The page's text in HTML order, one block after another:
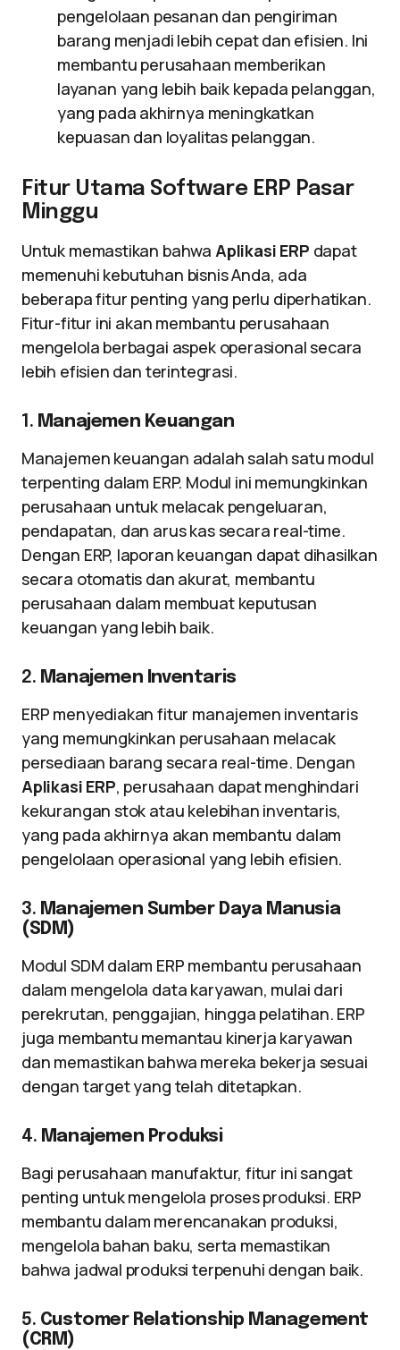
pengelolaan pesanan dan pengiriman
barang menjadi lebih cepat dan efisien. Ini
membantu perusahaan memberikan
layanan yang lebih baik kepada pelanggan,
yang pada akhirnya meningkatkan
kepuasan dan loyalitas pelanggan.
Fitur Utama Software ERP Pasar
Minggu
Untuk memastikan bahwa Aplikasi ERP dapat
memenuhi kebutuhan bisnis Anda, ada
beberapa fitur penting yang perlu diperhatikan.
Fitur-fitur ini akan membantu perusahaan
mengelola berbagai aspek operasional secara
lebih efisien dan terintegrasi.
1. Manajemen Keuangan
Manajemen keuangan adalah salah satu modul
terpenting dalam ERP. Modul ini memungkinkan
perusahaan untuk melacak pengeluaran,
pendapatan, dan arus kas secara real-time.
Dengan ERP, laporan keuangan dapat dihasilkan
secara otomatis dan akurat, membantu
perusahaan dalam membuat keputusan
keuangan yang lebih baik.
2. Manajemen Inventaris
ERP menyediakan fitur manajemen inventaris
yang memungkinkan perusahaan melacak
persediaan barang secara real-time. Dengan
Aplikasi ERP, perusahaan dapat menghindari
kekurangan stok atau kelebihan inventaris,
yang pada akhirnya akan membantu dalam
pengelolaan operasional yang lebih efisien.
3. Manajemen Sumber Daya Manusia
(SDM)
Modul SDM dalam ERP membantu perusahaan
dalam mengelola data karyawan, mulai dari
perekrutan, penggajian, hingga pelatihan. ERP
juga membantu memantau kinerja karyawan
dan memastikan bahwa mereka bekerja sesuai
dengan target yang telah ditetapkan.
4. Manajemen Produksi
Bagi perusahaan manufaktur, fitur ini sangat
penting untuk mengelola proses produksi. ERP
membantu dalam merencanakan produksi,
mengelola bahan baku, serta memastikan
bahwa jadwal produksi terpenuhi dengan baik.
5. Customer Relationship Management
(CRM)